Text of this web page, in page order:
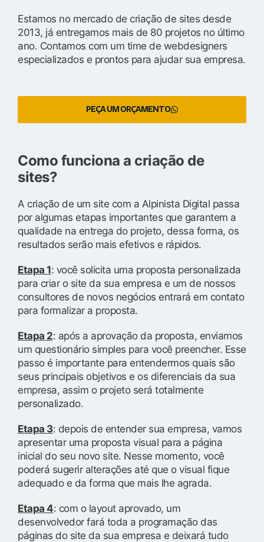
Estamos no mercado de criação de sites desde
2013, já entregamos mais de 80 projetos no último
ano. Contamos com um time de webdesigners
especializados e prontos para ajudar sua empresa.
PEÇA UM ORÇAMENTO
Como funciona a criação de
sites?
A criação de um site com a Alpinista Digital passa
por algumas etapas importantes que garantem a
qualidade na entrega do projeto, dessa forma, os
resultados serão mais efetivos e rápidos.
Etapa 1: você solicita uma proposta personalizada
para criar o site da sua empresa e um de nossos
consultores de novos negócios entrará em contato
para formalizar a proposta.
Etapa 2: após a aprovação da proposta, enviamos
um questionário simples para você preencher. Esse
passo é importante para entendermos quais são
seus principais objetivos e os diferenciais da sua
empresa, assim o projeto será totalmente
personalizado.
Etapa 3: depois de entender sua empresa, vamos
apresentar uma proposta visual para a página
inicial do seu novo site. Nesse momento, você
poderá sugerir alterações até que o visual fique
adequado e da forma que mais lhe agrada.
Etapa 4: com o layout aprovado, um
desenvolvedor fará toda a programação das
páginas do site da sua empresa e deixará tudo